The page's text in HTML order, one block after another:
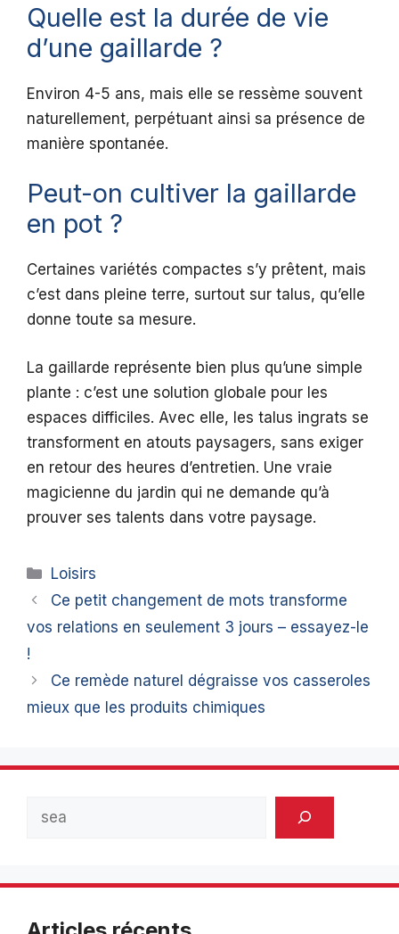
Quelle est la durée de vie
d’une gaillarde ?
Environ 4-5 ans, mais elle se ressème souvent
naturellement, perpétuant ainsi sa présence de
manière spontanée.
Peut-on cultiver la gaillarde
en pot ?
Certaines variétés compactes s’y prêtent, mais
c’est dans pleine terre, surtout sur talus, qu’elle
donne toute sa mesure.
La gaillarde représente bien plus qu’une simple
plante : c’est une solution globale pour les
espaces difficiles. Avec elle, les talus ingrats se
transforment en atouts paysagers, sans exiger
en retour des heures d’entretien. Une vraie
magicienne du jardin qui ne demande qu’à
prouver ses talents dans votre paysage.
Catégories
Loisirs
Ce petit changement de mots transforme
vos relations en seulement 3 jours – essayez-le
!
Ce remède naturel dégraisse vos casseroles
mieux que les produits chimiques